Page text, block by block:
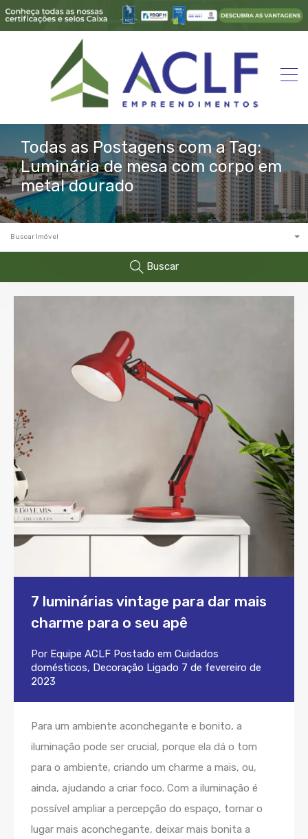
Todas as Postagens com a Tag:
Luminária de mesa com corpo em
metal dourado
Buscar Imóvel
Buscar
7 luminárias vintage para dar mais
charme para o seu apê
Por Equipe ACLF Postado em Cuidados
domésticos, Decoração Ligado 7 de fevereiro de
2023
Para um ambiente aconchegante e bonito, a
iluminação pode ser crucial, porque ela dá o tom
para o ambiente, criando um charme a mais, ou,
ainda, ajudando a criar foco. Com a iluminação é
possível ampliar a percepção do espaço, tornar o
lugar mais aconchegante, deixar mais bonita a